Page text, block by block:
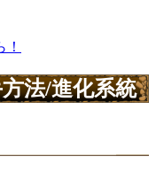
法/進化系統